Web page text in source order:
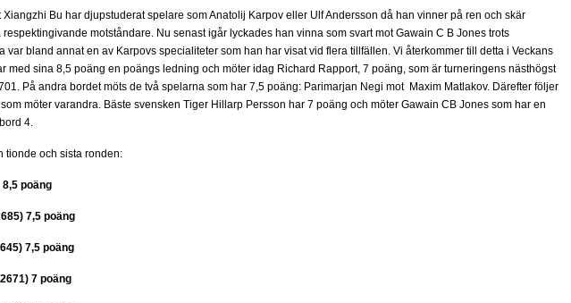
Xiangzhi Bu har djupstuderat spelare som Anatolij Karpov eller Ulf Andersson då han vinner på ren och skär
motståndare. Nu senast igår lyckades han vinna som svart mot Gawain C B Jones trots
var bland annat en av Karpovs specialiteter som han har visat vid flera tillfällen. Vi återkommer till detta i Veckans
med sina 8,5 poäng en poängs ledning och möter idag Richard Rapport, 7 poäng, som är turneringens nästhögst
På andra bordet möts de två spelarna som har 7,5 poäng: Parimarjan Negi mot Maxim Matlakov. Därefter följer
möter varandra. Bäste svensken Tiger Hillarp Persson har 7 poäng och möter Gawain CB Jones som har en
4.
tionde och sista ronden:
poäng
7,5 poäng
7,5 poäng
7 poäng